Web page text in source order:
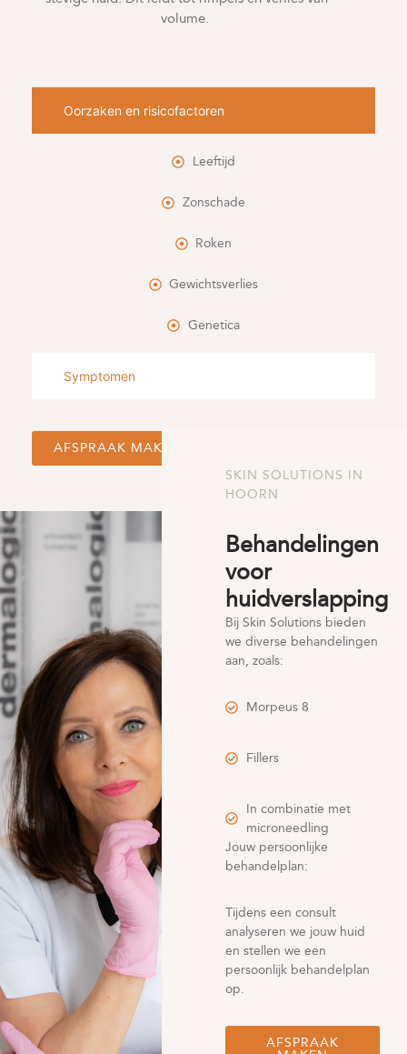
volume.
Oorzaken en risicofactoren
Symptomen
Leeftijd
Zonschade
Roken
Gewichtsverlies
Genetica
AFSPRAAK MAKEN
SKIN SOLUTIONS IN
HOORN
Behandelingen
voor
huidverslapping
Bij Skin Solutions bieden
we diverse behandelingen
aan, zoals:
Morpeus 8
Fillers
In combinatie met
microneedling
Jouw persoonlijke
behandelplan:
Tijdens een consult
analyseren we jouw huid
en stellen we een
persoonlijk behandelplan
op.
AFSPRAAK